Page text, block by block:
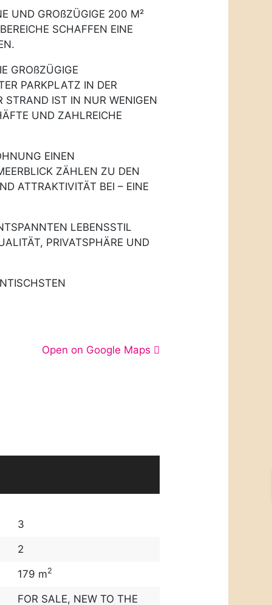
UND GROßZÜGIGE 200 M²
SCHAFFEN EINE
GROßZÜGIGE
PARKPLATZ IN DER
STRAND IST IN NUR WENIGEN
UND ZAHLREICHE
EINEN
ZÄHLEN ZU DEN
ATTRAKTIVITÄT BEI – EINE
LEBENSSTIL
PRIVATSPHÄRE UND
Open on Google Maps
3
2
179 m2
FOR SALE, NEW TO THE